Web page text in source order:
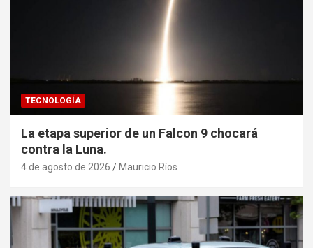
TECNOLOGÍA
La etapa superior de un Falcon 9 chocará
contra la Luna.
4 de agosto de 2026 Mauricio Ríos